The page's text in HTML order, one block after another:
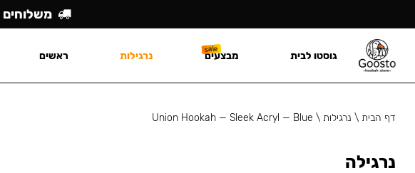
דף הבית\ נרגילות\
Union Hookah — Sleek Acryl — Blue
נרגילה
משלוחים
גוסטו לבית מבצעים נרגילות ראשים